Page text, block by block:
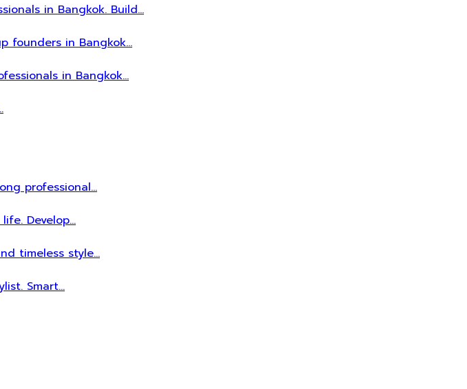
in Bangkok. Build…
founders in Bangkok…
in Bangkok…
professional…
Develop…
timeless style…
Smart…